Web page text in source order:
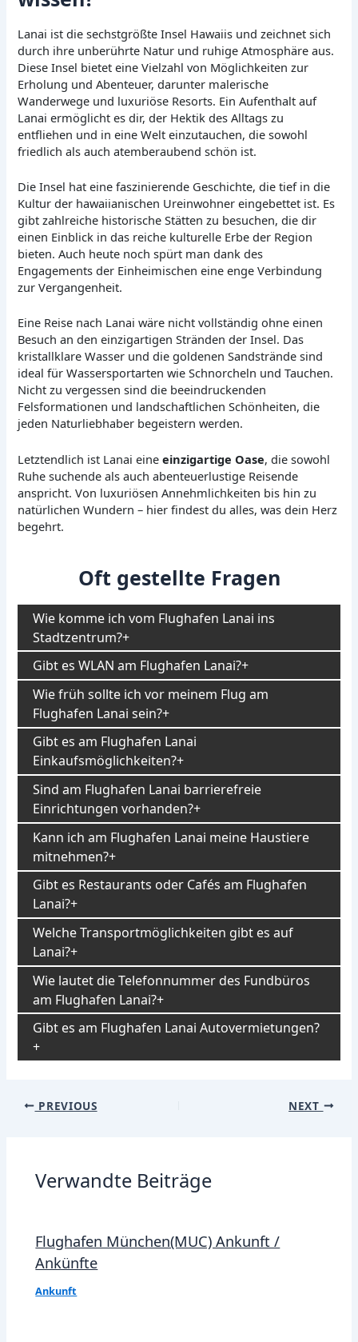
Lanai ist die sechstgrößte Insel Hawaiis und zeichnet sich
durch ihre unberührte Natur und ruhige Atmosphäre aus.
Diese Insel bietet eine Vielzahl von Möglichkeiten zur
Erholung und Abenteuer, darunter malerische
Wanderwege und luxuriöse Resorts. Ein Aufenthalt auf
Lanai ermöglicht es dir, der Hektik des Alltags zu
entfliehen und in eine Welt einzutauchen, die sowohl
friedlich als auch atemberaubend schön ist.
Die Insel hat eine faszinierende Geschichte, die tief in die
Kultur der hawaiianischen Ureinwohner eingebettet ist. Es
gibt zahlreiche historische Stätten zu besuchen, die dir
einen Einblick in das reiche kulturelle Erbe der Region
bieten. Auch heute noch spürt man dank des
Engagements der Einheimischen eine enge Verbindung
zur Vergangenheit.
Eine Reise nach Lanai wäre nicht vollständig ohne einen
Besuch an den einzigartigen Stränden der Insel. Das
kristallklare Wasser und die goldenen Sandstrände sind
ideal für Wassersportarten wie Schnorcheln und Tauchen.
Nicht zu vergessen sind die beeindruckenden
Felsformationen und landschaftlichen Schönheiten, die
jeden Naturliebhaber begeistern werden.
Letztendlich ist Lanai eineeinzigartige Oase, die sowohl
Ruhe suchende als auch abenteuerlustige Reisende
anspricht. Von luxuriösen Annehmlichkeiten bis hin zu
natürlichen Wundern – hier findest du alles, was dein Herz
begehrt.
Oft gestellte Fragen
Wie komme ich vom Flughafen Lanai ins
Stadtzentrum?
Gibt es WLAN am Flughafen Lanai?
Wie früh sollte ich vor meinem Flug am
Flughafen Lanai sein?
Gibt es am Flughafen Lanai
Einkaufsmöglichkeiten?
Sind am Flughafen Lanai barrierefreie
Einrichtungen vorhanden?
Kann ich am Flughafen Lanai meine Haustiere
mitnehmen?
Gibt es Restaurants oder Cafés am Flughafen
Lanai?
Welche Transportmöglichkeiten gibt es auf
Lanai?
Wie lautet die Telefonnummer des Fundbüros
am Flughafen Lanai?
Gibt es am Flughafen Lanai Autovermietungen?
Post
PREVIOUS NEXT
Verwandte Beiträge
Flughafen München(MUC) Ankunft /
Ankünfte
Ankunft